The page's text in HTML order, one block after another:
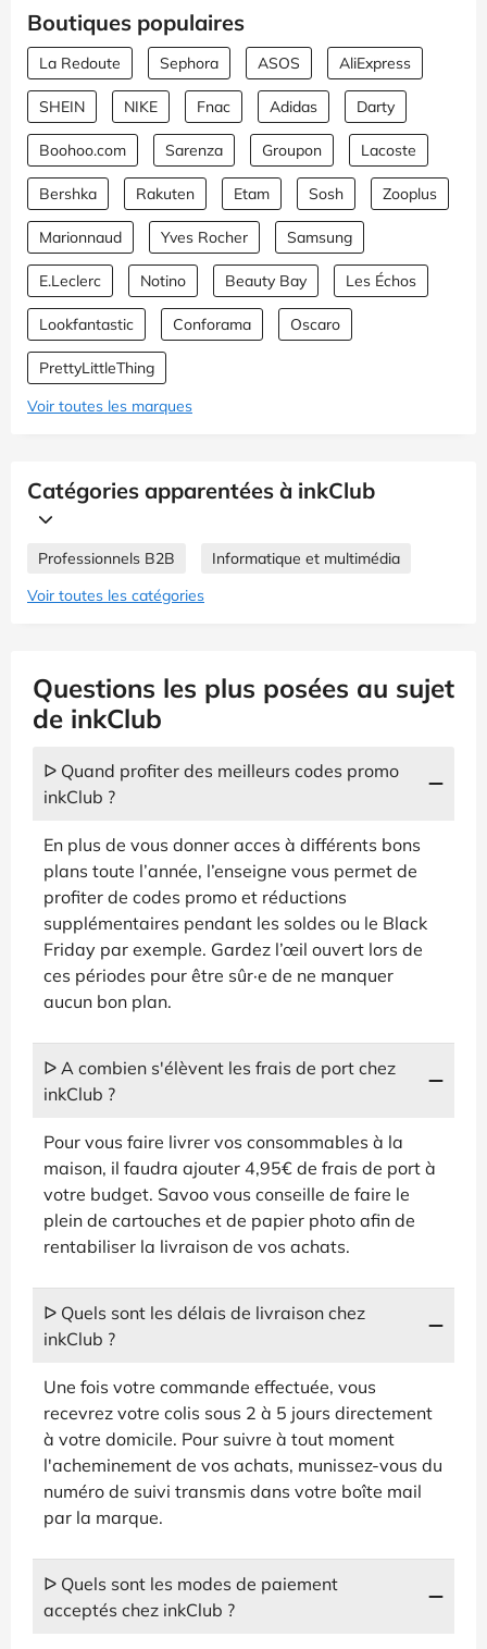
Boutiques populaires
La Redoute Sephora ASOS AliExpress
SHEIN NIKE Fnac Adidas Darty
Boohoo.com Sarenza Groupon Lacoste
Bershka Rakuten Etam Sosh Zooplus
Marionnaud Yves Rocher Samsung
E.Leclerc Notino Beauty Bay Les Échos
Lookfantastic Conforama Oscaro
PrettyLittleThing
Voir toutes les marques
Catégories apparentées à inkClub
Professionnels B2B
Informatique et multimédia
Voir toutes les catégories
Questions les plus posées au sujet
de inkClub
ᐅ Quand profiter des meilleurs codes promo
inkClub ?
En plus de vous donner acces à différents bons
plans toute l’année, l’enseigne vous permet de
profiter de codes promo et réductions
supplémentaires pendant les soldes ou le Black
Friday par exemple. Gardez l’œil ouvert lors de
ces périodes pour être sûr·e de ne manquer
aucun bon plan.
ᐅ A combien s'élèvent les frais de port chez
inkClub ?
Pour vous faire livrer vos consommables à la
maison, il faudra ajouter 4,95€ de frais de port à
votre budget. Savoo vous conseille de faire le
plein de cartouches et de papier photo afin de
rentabiliser la livraison de vos achats.
ᐅ Quels sont les délais de livraison chez
inkClub ?
Une fois votre commande effectuée, vous
recevrez votre colis sous 2 à 5 jours directement
à votre domicile. Pour suivre à tout moment
l'acheminement de vos achats, munissez-vous du
numéro de suivi transmis dans votre boîte mail
par la marque.
ᐅ Quels sont les modes de paiement
acceptés chez inkClub ?